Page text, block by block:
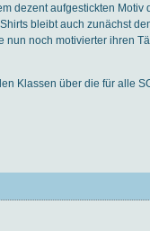
dezent aufgestickten Motiv
bleibt auch zunächst
nun noch motivierter ihren
Klassen über die für alle